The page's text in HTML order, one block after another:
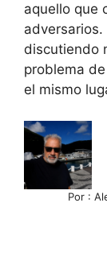
aquello que
discutiendo
problema
el mismo
Por :